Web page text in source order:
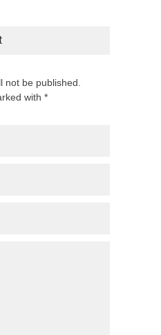
not be published.
with *